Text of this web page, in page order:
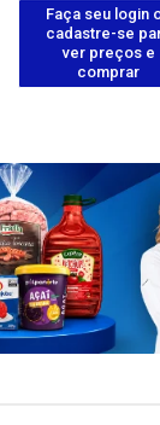
Faça seu login
cadastre-se
ver preços e
comprar